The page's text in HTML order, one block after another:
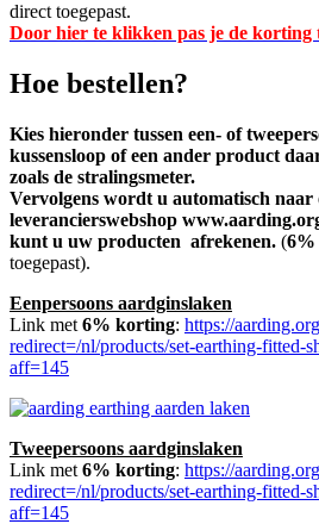
direct toegepast.
Door hier te klikken pas je de korting
Hoe bestellen?
Kies hieronder tussen een- of
kussensloop of een ander product
zoals de stralingsmeter.
Vervolgens wordt u automatisch naar
leverancierswebshop
kunt u uw producten afrekenen. (6%
toegepast).
Eenpersoons aardginslaken
Link met 6% korting: https://
redirect=/nl/products/set-earthing-fitted-
aff=145
Tweepersoons aardginslaken
Link met 6% korting: https://
redirect=/nl/products/set-earthing-fitted-
aff=145